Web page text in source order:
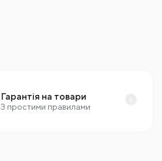
Гарантія на товари
З простими правилами